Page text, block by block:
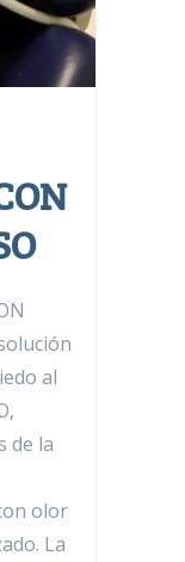
al
de la
olor
La